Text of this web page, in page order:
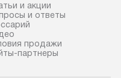
и акции
и ответы
продажи
партнеры